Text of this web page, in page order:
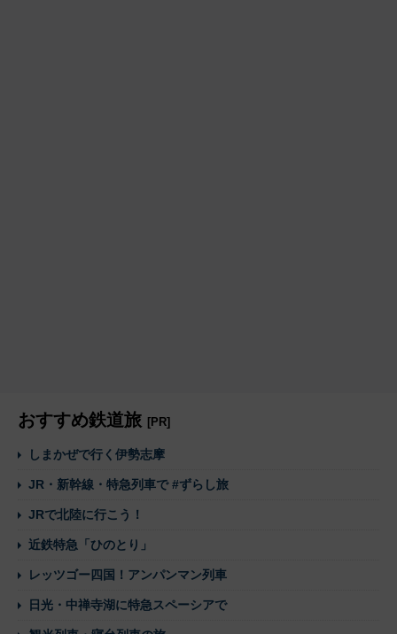
おすすめ鉄道旅 [PR]
しまかぜで行く伊勢志摩
JR・新幹線・特急列車で #ずらし旅
JRで北陸に行こう！
近鉄特急「ひのとり」
レッツゴー四国！アンパンマン列車
日光・中禅寺湖に特急スペーシアで